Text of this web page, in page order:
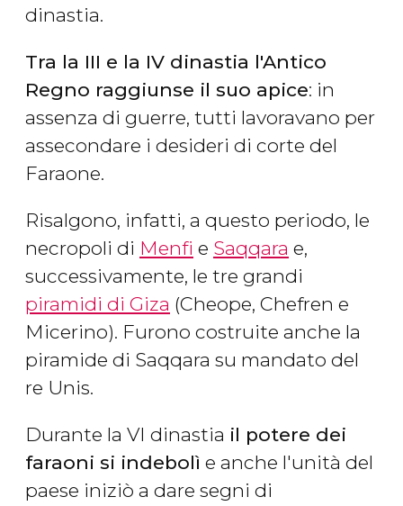
dinastia.
Tra la III e la IV dinastia l'Antico
Regno raggiunse il suo apice: in
assenza di guerre, tutti lavoravano per
assecondare i desideri di corte del
Faraone.
Risalgono, infatti, a questo periodo, le
necropoli di Menfi e Saqqara e,
successivamente, le tre grandi
piramidi di Giza (Cheope, Chefren e
Micerino). Furono costruite anche la
piramide di Saqqara su mandato del
re Unis.
Durante la VI dinastia il potere dei
faraoni si indebolì e anche l'unità del
paese iniziò a dare segni di